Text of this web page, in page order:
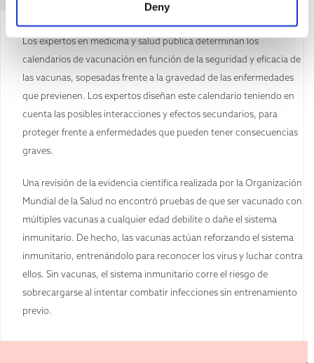
Deny
Los expertos en medicina y salud pública determinan los
calendarios de vacunación en función de la seguridad y eficacia de
las vacunas, sopesadas frente a la gravedad de las enfermedades
que previenen. Los expertos diseñan este calendario teniendo en
cuenta las posibles interacciones y efectos secundarios, para
proteger frente a enfermedades que pueden tener consecuencias
graves.
Una revisión de la evidencia científica realizada por la Organización
Mundial de la Salud no encontró pruebas de que ser vacunado con
múltiples vacunas a cualquier edad debilite o dañe el sistema
inmunitario. De hecho, las vacunas actúan reforzando el sistema
inmunitario, entrenándolo para reconocer los virus y luchar contra
ellos. Sin vacunas, el sistema inmunitario corre el riesgo de
sobrecargarse al intentar combatir infecciones sin entrenamiento
previo.